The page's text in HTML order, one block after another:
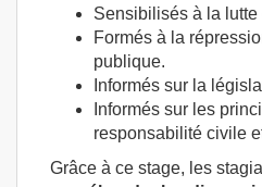
Sensibilisés à la lutte
Formés à la
publique.
Informés sur la
Informés sur les
responsabilité civile
Grâce à ce stage, les